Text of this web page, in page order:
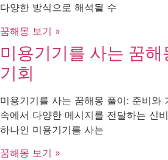
다양한 방식으로 해석될 수
꿈해몽 보기 »
미용기기를 사는 꿈
기회
미용기기를 사는 꿈해몽 풀이: 준비와
속에서 다양한 메시지를 전달하는 신
하나인 미용기기를 사는
꿈해몽 보기 »